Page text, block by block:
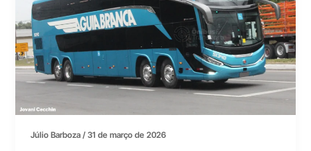
Júlio Barboza/31 de março de 2026